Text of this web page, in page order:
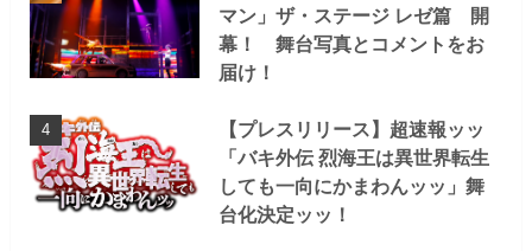
マン」ザ・ステージ レゼ篇 開
幕！ 舞台写真とコメントをお
届け！
【プレスリリース】超速報ッッ
「バキ外伝 烈海王は異世界転生
しても一向にかまわんッッ」舞
台化決定ッッ！